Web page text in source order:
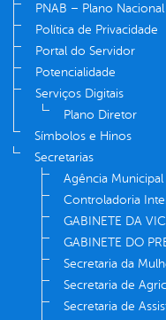
PNAB – Plano
Política de Privacidade
Portal do Servidor
Potencialidade
Serviços Digitais
Plano Diretor
Símbolos e Hinos
Secretarias
Agência
Controladoria
GABINETE DA
GABINETE DO
Secretaria da
Secretaria de
Secretaria de